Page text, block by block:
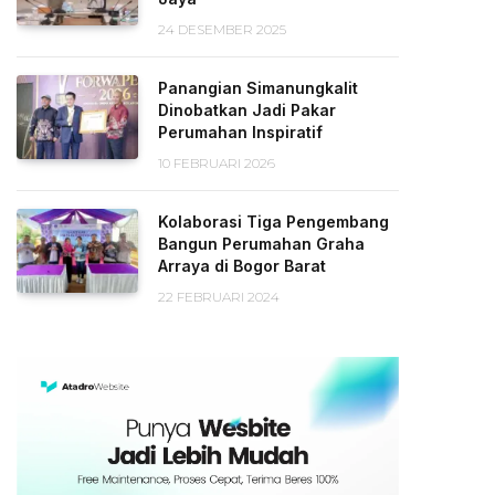
24 DESEMBER 2025
Panangian Simanungkalit
Dinobatkan Jadi Pakar
Perumahan Inspiratif
10 FEBRUARI 2026
Kolaborasi Tiga Pengembang
Bangun Perumahan Graha
Arraya di Bogor Barat
22 FEBRUARI 2024